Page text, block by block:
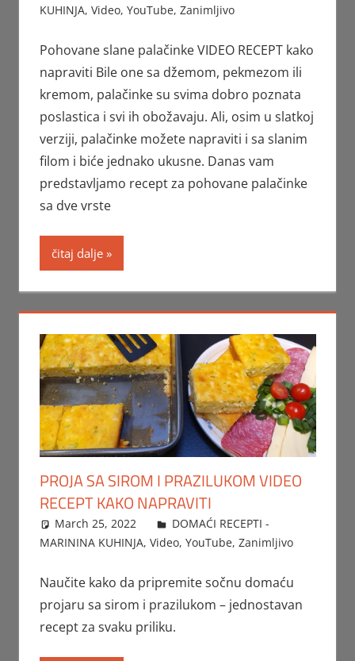
KUHINJA, Video, YouTube, Zanimljivo
Pohovane slane palačinke VIDEO RECEPT kako
napraviti Bile one sa džemom, pekmezom ili
kremom, palačinke su svima dobro poznata
poslastica i svi ih obožavaju. Ali, osim u slatkoj
verziji, palačinke možete napraviti i sa slanim
filom i biće jednako ukusne. Danas vam
predstavljamo recept za pohovane palačinke
sa dve vrste
čitaj dalje
PROJA SA SIROM I PRAZILUKOM VIDEO
RECEPT KAKO NAPRAVITI
March 25, 2022 FTorgAdmin
DOMAĆI RECEPTI -
MARININA KUHINJA, Video, YouTube, Zanimljivo
Naučite kako da pripremite sočnu domaću
projaru sa sirom i prazilukom – jednostavan
recept za svaku priliku.